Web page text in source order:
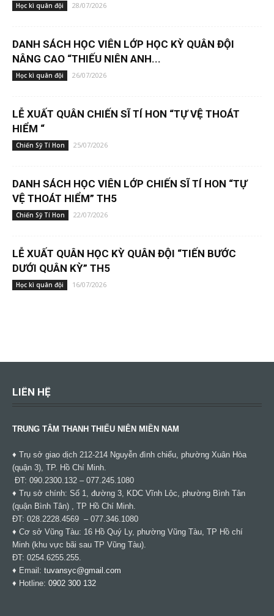
Học kì quân đội 28/07/2026
DANH SÁCH HỌC VIÊN LỚP HỌC KỲ QUÂN ĐỘI
NÂNG CAO “THIẾU NIÊN ANH...
Học kì quân đội 26/07/2026
LỄ XUẤT QUÂN CHIẾN SĨ TÍ HON “TỰ VỆ THOÁT
HIỂM “
Chiến Sỹ Tí Hon 25/07/2026
DANH SÁCH HỌC VIÊN LỚP CHIẾN SĨ TÍ HON “TỰ
VỆ THOÁT HIỂM” TH5
Chiến Sỹ Tí Hon 22/07/2026
LỄ XUẤT QUÂN HỌC KỲ QUÂN ĐỘI “TIẾN BƯỚC
DƯỚI QUÂN KỲ” TH5
Học kì quân đội 16/07/2026
LIÊN HỆ
TRUNG TÂM THANH THIẾU NIÊN MIỀN NAM
♦ Trụ sở giao dịch 212-214 Nguyễn đình chiểu, phường Xuân Hòa
(quận 3), TP. Hồ Chí Minh.
ĐT: 090.2300.132 – 077.245.1080
♦ Trụ sở chính: Số 1, đường 3, KDC Vĩnh Lộc, phường Bình Tân
(quận Bình Tân) , TP Hồ Chí Minh.
ĐT: 028.2228.4569 – 077.346.1080
♦ Cơ sở Vũng Tàu: 16 Hồ Quý Ly, phường Vũng Tàu, TP Hồ chí
Minh (khu vực bãi sau TP Vũng Tàu).
ĐT: 0254.6255.255.
♦ Email: tuvansyc@gmail.com
♦ Hotline: 0902 300 132